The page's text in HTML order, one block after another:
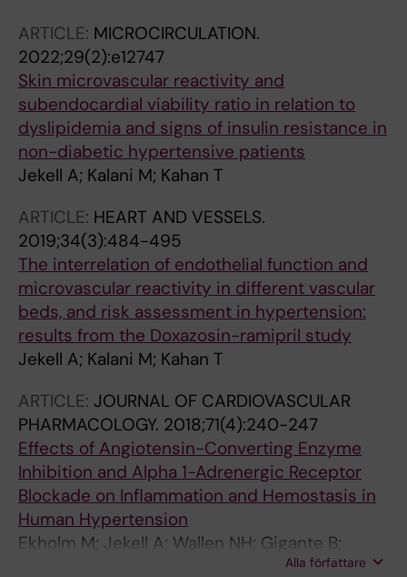
Spaak J; Tsioufis K; Ehret G; Doroszko A;
Kubalski P; Polonia J; Styczkiewicz K;
Styczkiewicz M; Mazur S; Veglio F; Rabbia F;
Eula E; Aguila FJ; Sarzani R; Spannella F; Jarai Z;
Papadopoulos D; Lopez-Sublet M; Ostrowska
A; Grassos C; Kahrimanidis I; Eugenia G; Areti
T; Tomasz G; Barbara W; Aleksandra S; Beata M;
ARTICLE: MICROCIRCULATION.
2022;29(2):e12747
Skin microvascular reactivity and
subendocardial viability ratio in relation to
dyslipidemia and signs of insulin resistance in
non-diabetic hypertensive patients
Jekell A; Kalani M; Kahan T
ARTICLE: HEART AND VESSELS.
2019;34(3):484-495
The interrelation of endothelial function and
microvascular reactivity in different vascular
beds, and risk assessment in hypertension:
results from the Doxazosin-ramipril study
Jekell A; Kalani M; Kahan T
ARTICLE: JOURNAL OF CARDIOVASCULAR
PHARMACOLOGY. 2018;71(4):240-247
Effects of Angiotensin-Converting Enzyme
Inhibition and Alpha 1-Adrenergic Receptor
Blockade on Inflammation and Hemostasis in
Human Hypertension
Ekholm M; Jekell A; Wallen NH; Gigante B;
Alla författare